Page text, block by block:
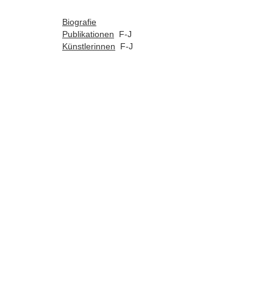
Biografie
Publikationen F-J
Künstlerinnen F-J